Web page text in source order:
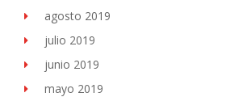
agosto 2019
julio 2019
junio 2019
mayo 2019